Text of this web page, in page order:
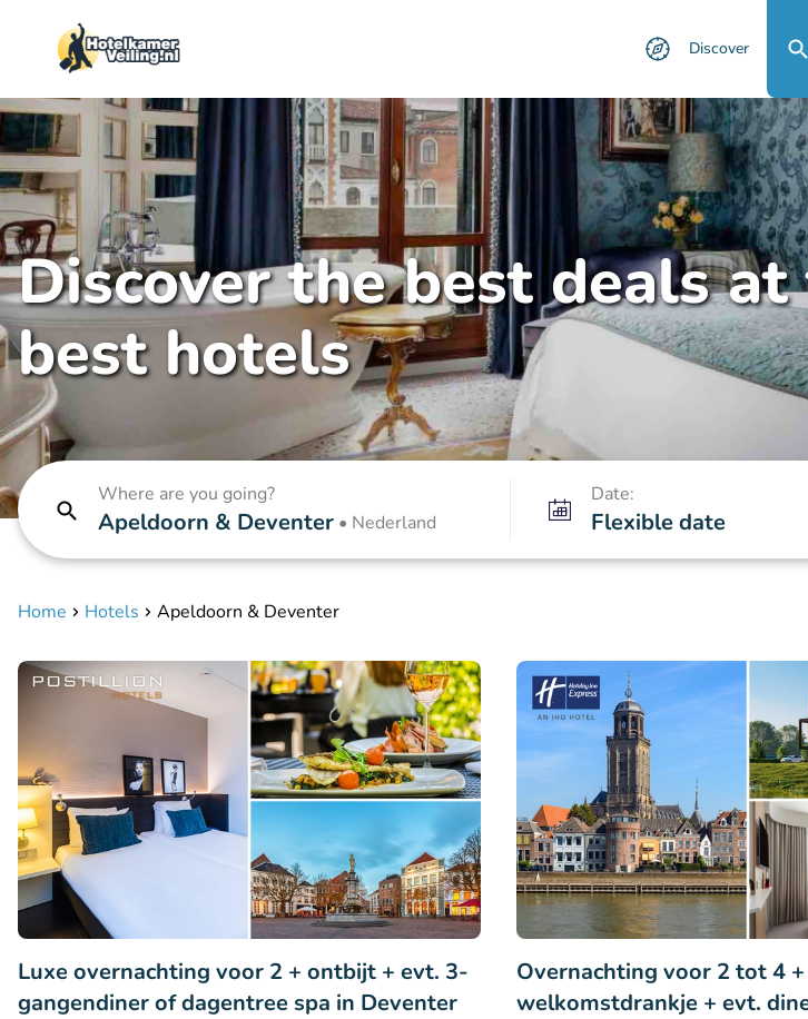
Discover
Discover the best deals
best hotels
Where are you going?
Apeldoorn & Deventer • Nederland
Date:
Flexible date
Home Hotels Apeldoorn & Deventer
Luxe overnachting voor 2 + ontbijt + evt. 3-
gangendiner of dagentree spa in Deventer
Overnachting voor 2 tot 4
welkomstdrankje + evt.